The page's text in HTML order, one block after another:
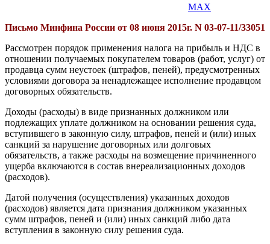
MAX
Письмо Минфина России от 08 июня 2015г. N 03-07-11/33051
Рассмотрен порядок применения налога на прибыль и НДС в
отношении получаемых покупателем товаров (работ, услуг) от
продавца сумм неустоек (штрафов, пеней), предусмотренных
условиями договора за ненадлежащее исполнение продавцом
договорных обязательств.
Доходы (расходы) в виде признанных должником или
подлежащих уплате должником на основании решения суда,
вступившего в законную силу, штрафов, пеней и (или) иных
санкций за нарушение договорных или долговых
обязательств, а также расходы на возмещение причиненного
ущерба включаются в состав внереализационных доходов
(расходов).
Датой получения (осуществления) указанных доходов
(расходов) является дата признания должником указанных
сумм штрафов, пеней и (или) иных санкций либо дата
вступления в законную силу решения суда.